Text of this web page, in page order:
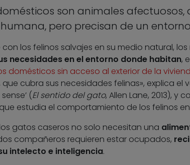
son animales afectuosos,
pero precisan de un
los felinos salvajes en su medio natural,
necesidades en el entorno donde habitan,
domésticos sin acceso al exterior de la
cubra sus necesidades felinas», explica el
(El sentido del gato, Allen Lane, 2013), y
estudia el comportamiento de los felinos
gatos caseros no solo necesitan una
compañeros requieren estar ocupados,
intelecto e inteligencia.